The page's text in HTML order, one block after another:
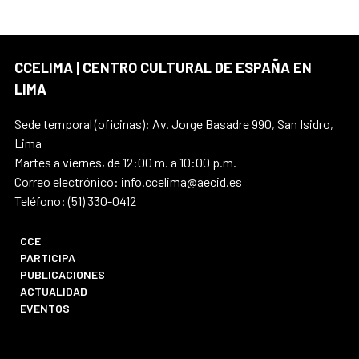
CCELIMA | CENTRO CULTURAL DE ESPAÑA EN
LIMA
Sede temporal (oficinas): Av. Jorge Basadre 990, San Isidro,
Lima
Martes a viernes, de 12:00 m. a 10:00 p.m.
Correo electrónico: info.ccelima@aecid.es
Teléfono: (51) 330-0412
CCE
PARTICIPA
PUBLICACIONES
ACTUALIDAD
EVENTOS